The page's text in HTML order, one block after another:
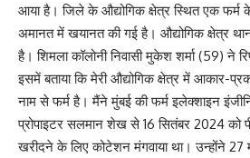
आया है। जिले के औद्योगिक क्षेत्र स्थित एक फर्म के
अमानत में खयानत की गई है। औद्योगिक क्षेत्र
है। शिमला कॉलोनी निवासी मुकेश शर्मा (59) ने
इसमें बताया कि मेरी औद्योगिक क्षेत्र में आकार-
नाम से फर्म है। मैंने मुंबई की फर्म इलेक्शाइन
प्रोपाइटर सलमान शेख से 16 सितंबर 2024 को
खरीदने के लिए कोटेशन मंगवाया था। उन्होंने